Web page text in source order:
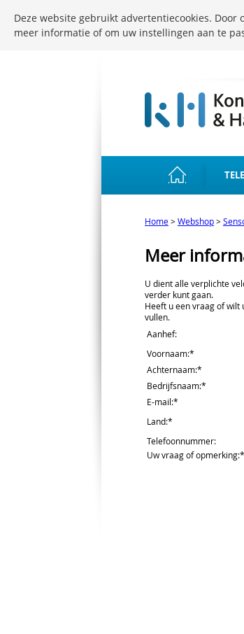
Home>Webshop>
Meer
U dient alle verplichte
verder kunt gaan.
Heeft u een vraag of
vullen.
Aanhef:
Voornaam:*
Achternaam:*
Bedrijfsnaam:*
E-mail:*
Land:*
Telefoonnummer:
Uw vraag of opmerking:*
Deze website gebruikt advertentiecookies. Door
meer informatie of om uw instellingen aan te